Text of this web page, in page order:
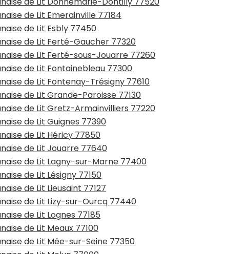
de Lit Emerainville 77184
de Lit Esbly 77450
de Lit Ferté-Gaucher 77320
de Lit Ferté-sous-Jouarre 77260
de Lit Fontainebleau 77300
de Lit Fontenay-Trésigny 77610
de Lit Grande-Paroisse 77130
de Lit Gretz-Armainvilliers 77220
de Lit Guignes 77390
de Lit Héricy 77850
de Lit Jouarre 77640
de Lit Lagny-sur-Marne 77400
de Lit Lésigny 77150
de Lit Lieusaint 77127
de Lit Lizy-sur-Ourcq 77440
de Lit Lognes 77185
de Lit Meaux 77100
de Lit Mée-sur-Seine 77350